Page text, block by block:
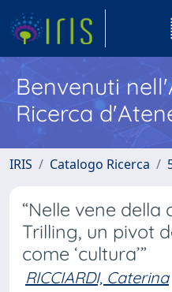
Benvenuti
Ricerca
IRIS Catalogo Ricerca
“Nelle vene della
Trilling, un pivot
come ‘cultura’”
RICCIARDI, Caterina